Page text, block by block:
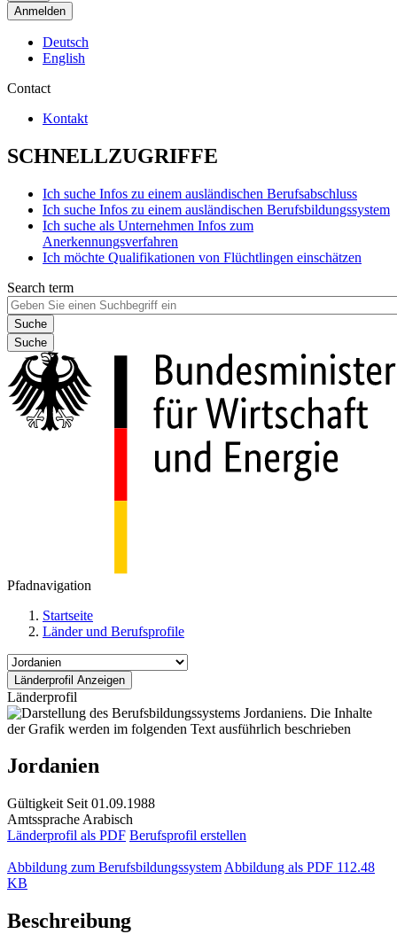
Anmelden
Deutsch
English
Contact
Kontakt
SCHNELLZUGRIFFE
Ich suche Infos zu einem ausländischen Berufsabschluss
Ich suche Infos zu einem ausländischen Berufsbildungssystem
Ich suche als Unternehmen Infos zum
Anerkennungsverfahren
Ich möchte Qualifikationen von Flüchtlingen einschätzen
Search term
Suche
Pfadnavigation
Startseite
Länder und Berufsprofile
Länderprofil
Jordanien
Gültigkeit Seit 01.09.1988
Amtssprache Arabisch
Länderprofil als PDF Berufsprofil erstellen
Abbildung zum Berufsbildungssystem Abbildung als PDF 112.48
KB
Beschreibung